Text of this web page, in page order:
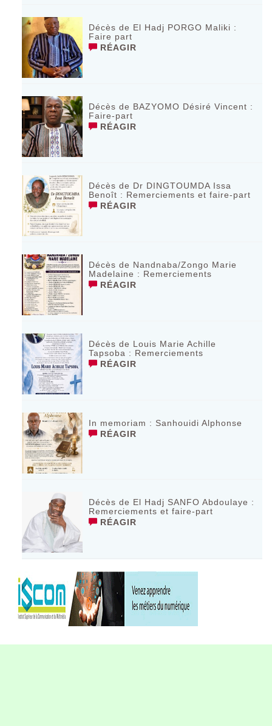
Décès de El Hadj PORGO Maliki :
Faire part
RÉAGIR
Décès de BAZYOMO Désiré Vincent :
Faire-part
RÉAGIR
Décès de Dr DINGTOUMDA Issa
Benoît : Remerciements et faire-part
RÉAGIR
Décès de Nandnaba/Zongo Marie
Madelaine : Remerciements
RÉAGIR
Décès de Louis Marie Achille
Tapsoba : Remerciements
RÉAGIR
In memoriam : Sanhouidi Alphonse
RÉAGIR
Décès de El Hadj SANFO Abdoulaye :
Remerciements et faire-part
RÉAGIR